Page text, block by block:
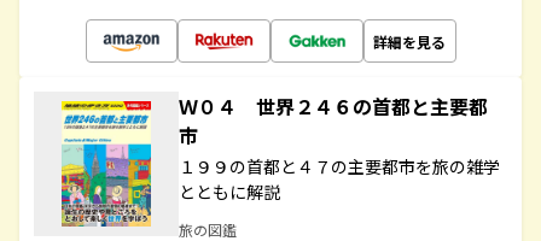
詳細を見る
Ｗ０４ 世界２４６の首都と主要都
市
１９９の首都と４７の主要都市を旅の雑学
とともに解説
旅の図鑑